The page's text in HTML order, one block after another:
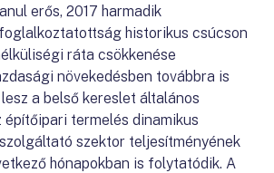
erős, 2017 harmadik
historikus csúcson
ráta csökkenése
növekedésben továbbra is
a belső kereslet általános
építőipari termelés dinamikus
szektor teljesítményének
hónapokban is folytatódik. A